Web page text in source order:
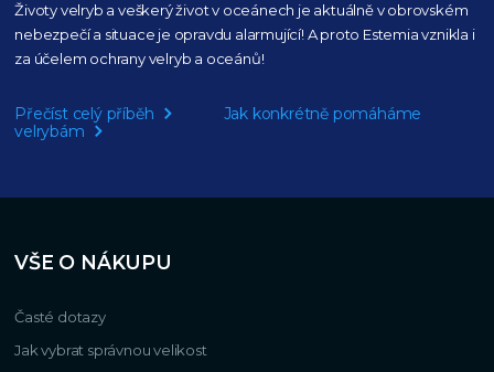
Životy velryb a veškerý život v oceánech je aktuálněv obrovském
nebezpečí a situace je opravdu alarmující! A proto Estemia vznikla i
za účelem ochrany velryb a oceánů!
Přečíst celý příběh
Jak konkrétně pomáháme
velrybám
VŠE O NÁKUPU
Časté dotazy
Jak vybrat správnou velikost